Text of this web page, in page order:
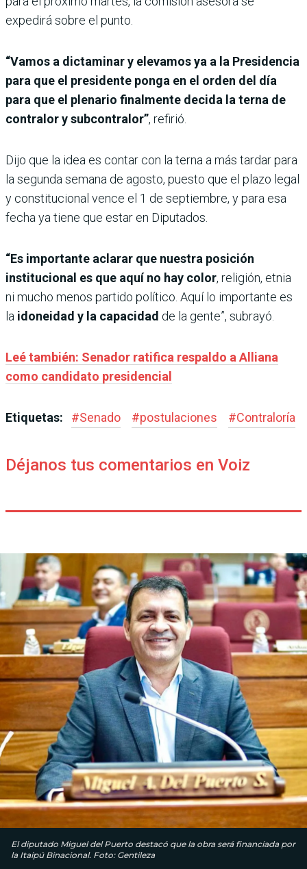
expedirá sobre el punto.
“Vamos a dictaminar y elevamos ya a la Presidencia
para que el presidente ponga en el orden del día
para que el plenario finalmente decida la terna de
contralor y subcontralor”, refirió.
Dijo que la idea es contar con la terna a más tardar para
la segunda semana de agosto, puesto que el plazo legal
y constitucional vence el 1 de septiembre, y para esa
fecha ya tiene que estar en Diputados.
“Es importante aclarar que nuestra posición
institucional es que aquí no hay color, religión, etnia
ni mucho menos partido político. Aquí lo importante es
la idoneidad y la capacidad de la gente”, subrayó.
Leé también: Senador ratifica respaldo a Alliana
como candidato presidencial
Etiquetas: #Senado #postulaciones #Contraloría
Déjanos tus comentarios en Voiz
El diputado Miguel del Puerto destacó que la obra será financiada por
la Itaipú Binacional. Foto: Gentileza